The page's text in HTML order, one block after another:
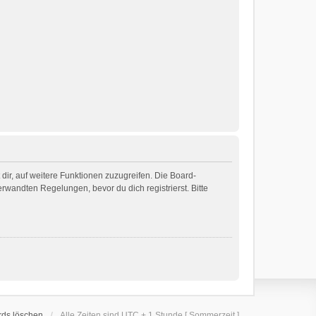
auf weitere Funktionen zuzugreifen. Die Board-
Regelungen, bevor du dich registrierst. Bitte